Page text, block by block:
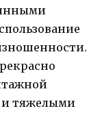
тяжелыми